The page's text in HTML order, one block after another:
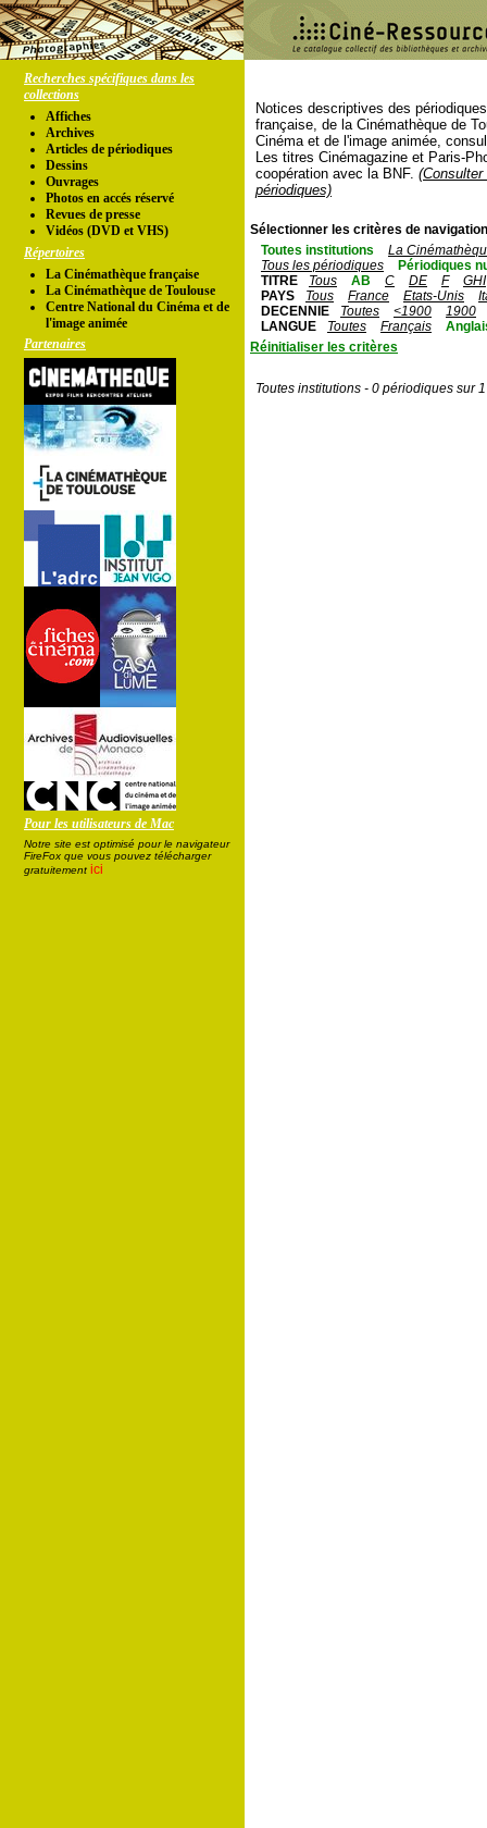
Recherches spécifiques dans les
collections
Affiches
Archives
Articles de périodiques
Dessins
Ouvrages
Photos en accés réservé
Revues de presse
Vidéos (DVD et VHS)
Répertoires
La Cinémathèque française
La Cinémathèque de Toulouse
Centre National du Cinéma et de
l'image animée
Partenaires
Pour les utilisateurs de Mac
Notre site est optimisé pour le navigateur
FireFox que vous pouvez télécharger
gratuitement ici
Notices descriptives des
française, de la Cinémathèque de
Cinéma et de l'image animée,
Les titres Cinémagazine et Paris-
coopération avec la BNF.
périodiques)
Sélectionner les critères de
Toutes institutions
La
Tous les périodiques
Périodiques
TITRE
Tous AB C DE F
GHI
PAYS
Tous France Etats-Unis
DECENNIE
Toutes <1900
1900
LANGUE
Toutes Français
Réinitialiser les critères
Toutes institutions - 0 périodiques sur